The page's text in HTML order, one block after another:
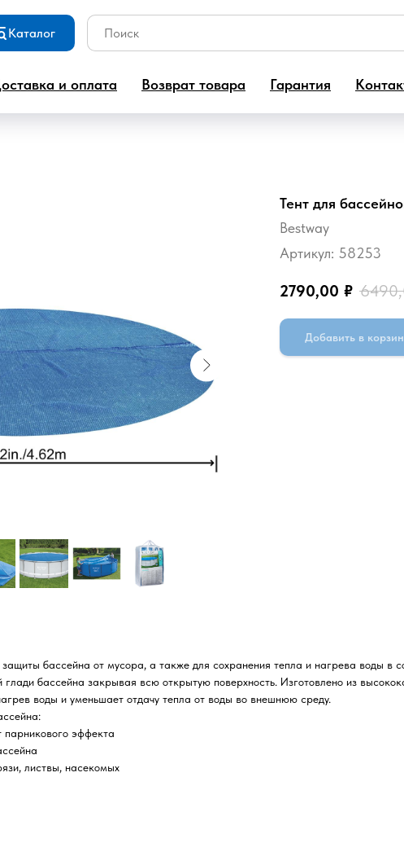
Каталог
и оплата Возврат товара Гарантия
Тент для
Bestway
Артикул: 58253
2790,00 ₽
Добавить в
бассейна от мусора, а также для сохранения тепла и нагрева воды в
бассейна закрывая всю открытую поверхность. Изготовлено из
воды и уменьшает отдачу тепла от воды во внешнюю среду.
парникового эффекта
листвы, насекомых